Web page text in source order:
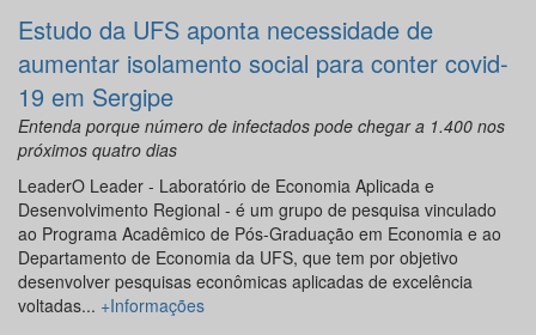
Estudo da UFS aponta necessidade de
aumentar isolamento social para conter covid-
19 em Sergipe
Entenda porque número de infectados pode chegar a 1.400 nos
próximos quatro dias
LeaderO Leader - Laboratório de Economia Aplicada e
Desenvolvimento Regional - é um grupo de pesquisa vinculado
ao Programa Acadêmico de Pós-Graduação em Economia e ao
Departamento de Economia da UFS, que tem por objetivo
desenvolver pesquisas econômicas aplicadas de excelência
voltadas... +Informações